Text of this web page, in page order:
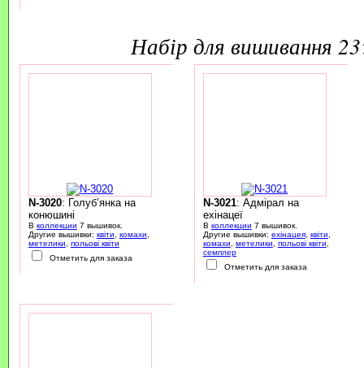
набір для вишивання
N-3020: Голуб’янка на
конюшині
В коллекции 7 вышивок.
Другие вышивки: квіти комахи
метелики
польові квіти
Отметить для заказа
N-3021: Адмірал на
ехінацеї
В коллекции 7 вышивок.
Другие вышивки: ехінацея, квіти
комахи
метелики польові квіти
семплер
Отметить для заказа